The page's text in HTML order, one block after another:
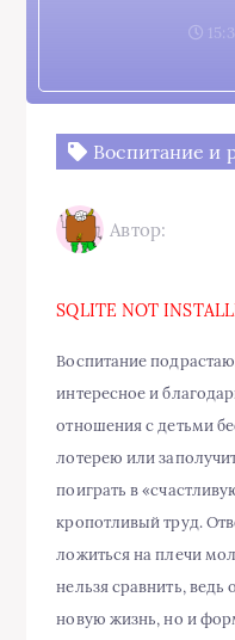
Воспитание и
Автор:
SQLITE NOT
Воспитание
интересное и
отношения с детьми
лотерею или
поиграть в
кропотливый труд.
ложиться на плечи
нельзя сравнить,
новую жизнь, но и